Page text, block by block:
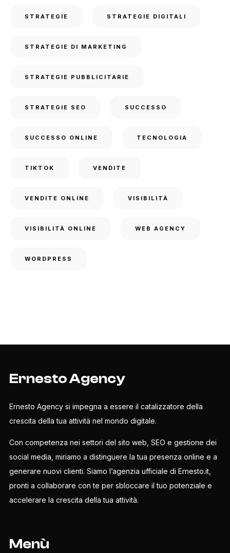
STRATEGIE STRATEGIE DIGITALI
STRATEGIE DI MARKETING
STRATEGIE PUBBLICITARIE
STRATEGIE SEO SUCCESSO
SUCCESSO ONLINE TECNOLOGIA
TIKTOK VENDITE
VENDITE ONLINE VISIBILITÀ
VISIBILITÀ ONLINE WEB AGENCY
WORDPRESS
Ernesto Agency
Ernesto Agency si impegna a essere il catalizzatore della
crescita della tua attività nel mondo digitale.
Con competenza nei settori del sito web, SEO e gestione dei
social media, miriamo a distinguere la tua presenza online e a
generare nuovi clienti. Siamo l’agenzia ufficiale di Ernesto.it,
pronti a collaborare con te per sbloccare il tuo potenziale e
accelerare la crescita della tua attività.
Menù